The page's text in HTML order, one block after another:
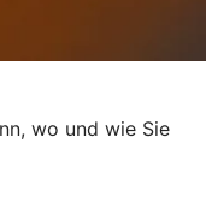
wo und wie Sie